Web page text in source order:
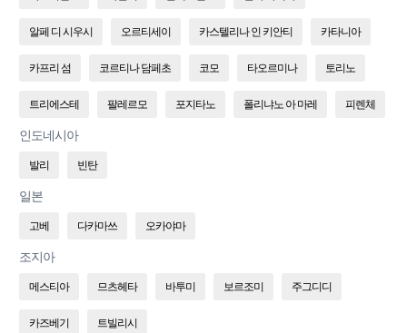
알페 디 시우시 오르티세이 카스텔리나 인 키안티 카타니아
카프리 섬 코르티나 담페초 코모 타오르미나 토리노
트리에스테 팔레르모 포지타노 폴리냐노 아 마레 피렌체
인도네시아
발리 빈탄
일본
고베 다카마쓰 오카야마
조지아
메스티아 므츠헤타 바투미 보르조미 주그디디
카즈베기 트빌리시